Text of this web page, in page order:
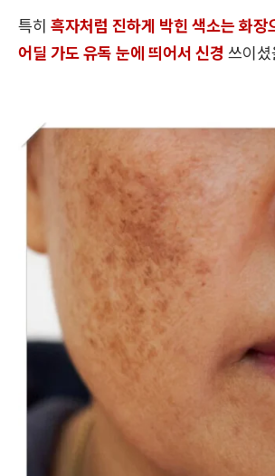
특히 흑자처럼 진하게 박힌 색소는 화장
어딜 가도 유독 눈에 띄어서 신경 쓰이